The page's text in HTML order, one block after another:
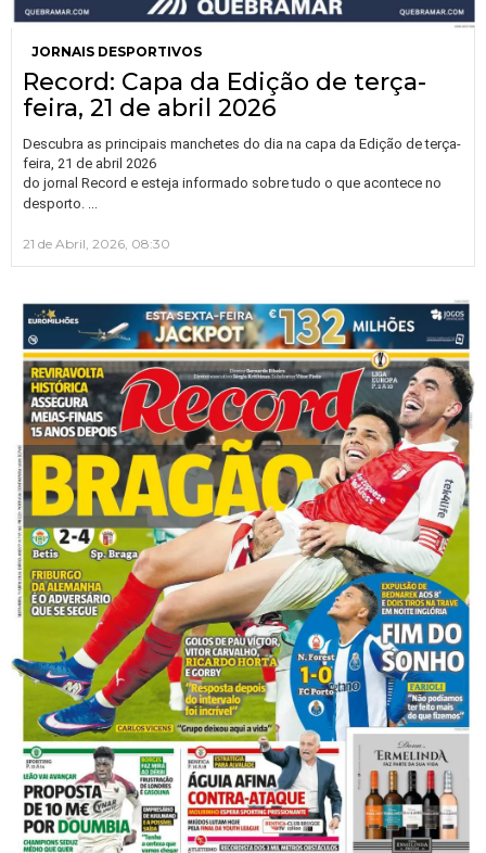
JORNAIS DESPORTIVOS
Record: Capa da Edição de terça-
feira, 21 de abril 2026
Descubra as principais manchetes do dia na capa da Edição de terça-
feira, 21 de abril 2026
do jornal Record e esteja informado sobre tudo o que acontece no
desporto.
21 de Abril, 2026, 08:30